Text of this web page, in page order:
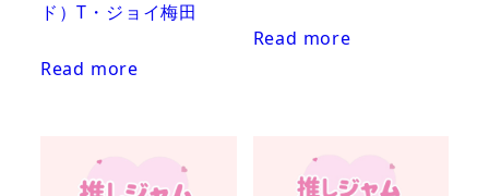
ド）T・ジョイ梅田
Read more
Read more